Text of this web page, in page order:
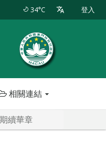
34°C 登入
相關連結
續華章